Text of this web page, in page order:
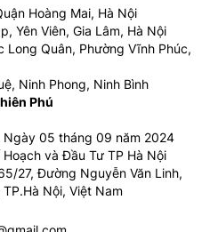
Hoàng Mai, Hà Nội
Yên Viên, Gia Lâm, Hà Nội
Long Quân, Phường Vĩnh Phúc,
Ninh Phong, Ninh Bình
Phú
05 tháng 09 năm 2024
và Đầu Tư TP Hà Nội
27, Đường Nguyễn Văn Linh,
Nội, Việt Nam